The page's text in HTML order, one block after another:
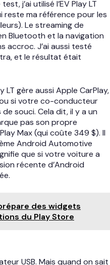
j’ai utilisé l’EV Play LT
reste ma référence pour les
Le streaming de
Bluetooth et la navigation
accroc. J’ai aussi testé
et le résultat était
LT gère aussi Apple CarPlay,
ou si votre co-conducteur
souci. Cela dit, il y a un
pas son propre
Max (qui coûte 349 $). Il
Android Automotive
que si votre voiture a
récente d’Android
des widgets
du Play Store
USB. Mais quand on sait